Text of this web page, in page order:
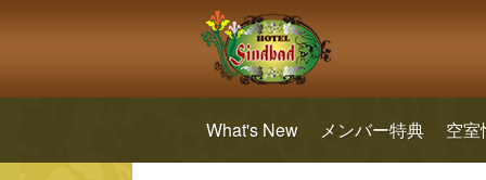
What's New メンバー特典 空室